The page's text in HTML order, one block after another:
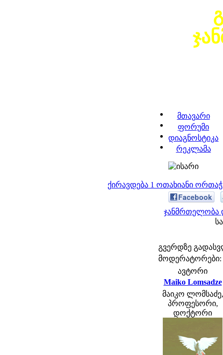
მთავარი
ფორუმი
დიაგნოსტიკა
რეკლამა
ქირავდება 1 ოთახიანი
Facebook
ჯანმრთელობა
გვერდზე
მოდერატორები:
ავტორი
Maiko Lomsadze
მაიკო ლომსაძე,
პროფესორი,
დოქტორი